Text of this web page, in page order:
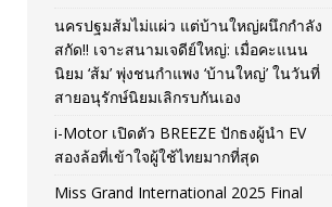
นครปฐมส้มไม่แผ่ว แต่บ้านใหญ่ผนึกกำลัง
สกัด!! เจาะสนามเจดีย์ใหญ่: เมื่อคะแนน
นิยม ‘ส้ม’ พุ่งชนกำแพง ‘บ้านใหญ่’ ในวันที่
สายอนุรักษ์นิยมเลิกรบกันเอง
i-Motor เปิดตัว BREEZE ปักธงผู้นำ EV
สองล้อที่เข้าใจผู้ใช้ไทยมากที่สุด
Miss Grand International 2025 Final